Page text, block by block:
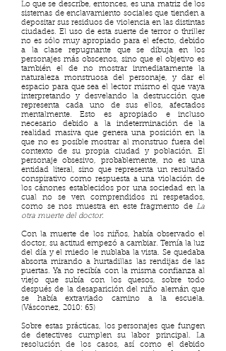
Lo que se describe, entonces, es una matriz de los
sistemas de enclavamiento sociales que tienden a
depositar sus residuos de violencia en las distintas
ciudades. El uso de esta suerte de terror o thriller
no es sólo muy apropiado para el efecto, debido
a la clase repugnante que se dibuja en los
personajes más obscenos, sino que el objetivo es
también el de no mostrar inmediatamente la
naturaleza monstruosa del personaje, y dar el
espacio para que sea el lector mismo el que vaya
interpretando y desvelando la destrucción que
representa cada uno de sus ellos, afectados
mentalmente. Esto es apropiado e incluso
necesario debido a la indeterminación de la
realidad masiva que genera una posición en la
que no es posible mostrar al monstruo fuera del
contexto de su propia ciudad y población. El
personaje obsesivo, probablemente, no es una
entidad literal, sino que representa un resultado
conspirativo como respuesta a una violación de
los cánones establecidos por una sociedad en la
cual no se ven comprendidos ni respetados,
como se nos muestra en este fragmento de La
otra muerte del doctor:
Con la muerte de los niños, había observado el
doctor, su actitud empezó a cambiar. Temía la luz
del día y el miedo le nublaba la vista. Se quedaba
absorta mirando a hurtadillas las rendijas de las
puertas. Ya no recibía con la misma confianza al
viejo que subía con los quesos, sobre todo
después de la desaparición del niño alemán que
se había extraviado camino a la escuela.
(Vásconez, 2010: 63)
Sobre estas prácticas, los personajes que fungen
de detectives cumplen su labor principal. La
resolución de los casos, así como el debido